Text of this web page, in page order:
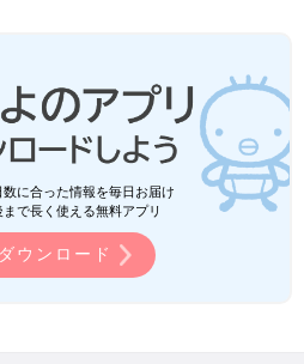
に合った情報を毎日お届け
で長く使える無料アプリ
ウンロード